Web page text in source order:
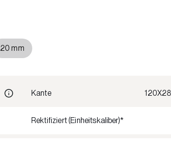
20 mm
Kante
Rektifiziert (Einheitskaliber)*